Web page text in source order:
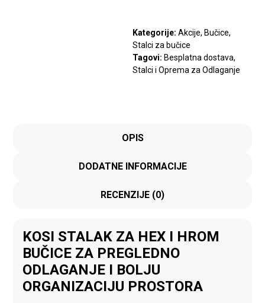
Kategorije: Akcije, Bučice,
Stalci za bučice
Tagovi: Besplatna dostava,
Stalci i Oprema za Odlaganje
OPIS
DODATNE INFORMACIJE
RECENZIJE (0)
KOSI STALAK ZA HEX I HROM
BUČICE ZA PREGLEDNO
ODLAGANJE I BOLJU
ORGANIZACIJU PROSTORA